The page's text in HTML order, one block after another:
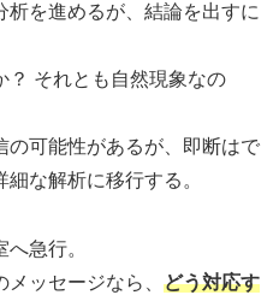
を進めるが、結論を出すに
？ それとも自然現象なの
の可能性があるが、即断はで
な解析に移行する。
急行。
メッセージなら、 どう対応す